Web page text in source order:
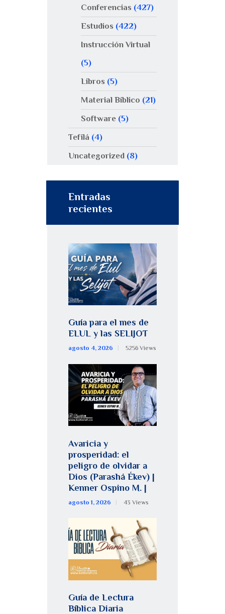
Conferencias (427)
Estudios (422)
Instrucción Virtual
(5)
Libros (5)
Material Bíblico (21)
Software(5)
Tefilá (4)
Uncategorized (8)
Entradas
recientes
Guía para el mes de
ELUL y las SELIJOT
agosto 4, 2026 5256 Views
Avaricia y
prosperidad: el
peligro de olvidar a
Dios (Parashá Ékev) |
Kenner Ospino M. |
agosto 1, 2026 43 Views
Guía de Lectura
Bíblica Diaria